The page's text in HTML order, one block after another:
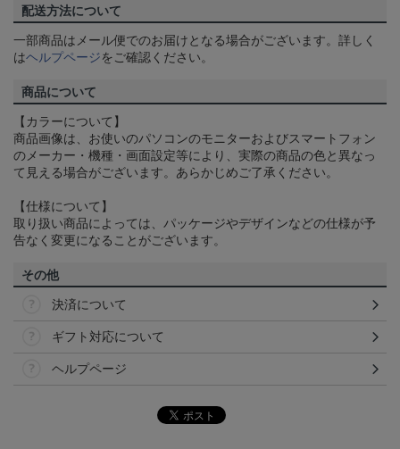
配送方法について
一部商品はメール便でのお届けとなる場合がございます。詳しく
はヘルプページをご確認ください。
商品について
【カラーについて】
商品画像は、お使いのパソコンのモニターおよびスマートフォン
のメーカー・機種・画面設定等により、実際の商品の色と異なっ
て見える場合がございます。あらかじめご了承ください。
【仕様について】
取り扱い商品によっては、パッケージやデザインなどの仕様が予
告なく変更になることがございます。
その他
決済について
ギフト対応について
ヘルプページ